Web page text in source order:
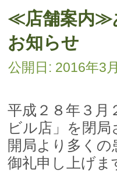
≪店舗案内≫
お知らせ
公開日: 2016年3
平成２８年３
ビル店」を閉
開局より多く
御礼申し上げま